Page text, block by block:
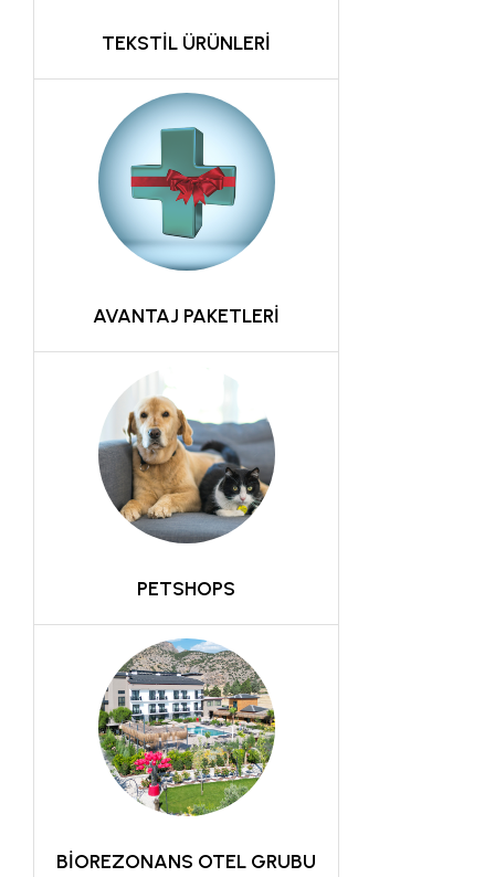
TEKSTİL ÜRÜNLERİ
AVANTAJ PAKETLERİ
PETSHOPS
BİOREZONANS OTEL GRUBU